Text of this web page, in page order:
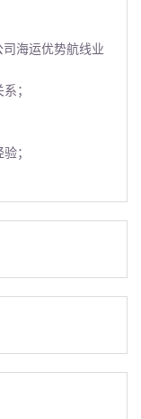
海运优势航线业
；
；